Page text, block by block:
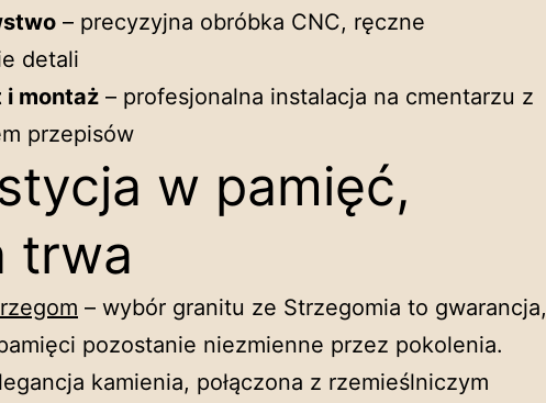
– precyzyjna obróbka CNC, ręczne
detali
i montaż – profesjonalna instalacja na cmentarzu z
przepisów
w pamięć,
trwa
– wybór granitu ze Strzegomia to gwarancja,
pozostanie niezmienne przez pokolenia.
kamienia, połączona z rzemieślniczym